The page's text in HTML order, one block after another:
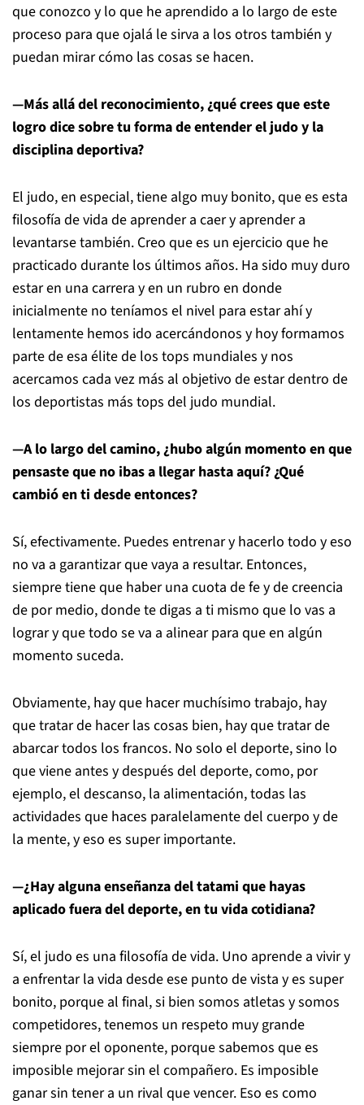
que conozco y lo que he aprendido a lo largo de este
proceso para que ojalá le sirva a los otros también y
puedan mirar cómo las cosas se hacen.
—Más allá del reconocimiento, ¿qué crees que este
logro dice sobre tu forma de entender el judo y la
disciplina deportiva?
El judo, en especial, tiene algo muy bonito, que es esta
filosofía de vida de aprender a caer y aprender a
levantarse también. Creo que es un ejercicio que he
practicado durante los últimos años. Ha sido muy duro
estar en una carrera y en un rubro en donde
inicialmente no teníamos el nivel para estar ahí y
lentamente hemos ido acercándonos y hoy formamos
parte de esa élite de los tops mundiales y nos
acercamos cada vez más al objetivo de estar dentro de
los deportistas más tops del judo mundial.
—A lo largo del camino, ¿hubo algún momento en que
pensaste que no ibas a llegar hasta aquí? ¿Qué
cambió en ti desde entonces?
Sí, efectivamente. Puedes entrenar y hacerlo todo y eso
no va a garantizar que vaya a resultar. Entonces,
siempre tiene que haber una cuota de fe y de creencia
de por medio, donde te digas a ti mismo que lo vas a
lograr y que todo se va a alinear para que en algún
momento suceda.
Obviamente, hay que hacer muchísimo trabajo, hay
que tratar de hacer las cosas bien, hay que tratar de
abarcar todos los francos. No solo el deporte, sino lo
que viene antes y después del deporte, como, por
ejemplo, el descanso, la alimentación, todas las
actividades que haces paralelamente del cuerpo y de
la mente, y eso es super importante.
—¿Hay alguna enseñanza del tatami que hayas
aplicado fuera del deporte, en tu vida cotidiana?
Sí, el judo es una filosofía de vida. Uno aprende a vivir y
a enfrentar la vida desde ese punto de vista y es super
bonito, porque al final, si bien somos atletas y somos
competidores, tenemos un respeto muy grande
siempre por el oponente, porque sabemos que es
imposible mejorar sin el compañero. Es imposible
ganar sin tener a un rival que vencer. Eso es como